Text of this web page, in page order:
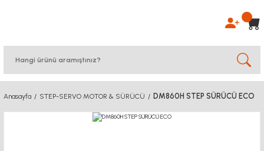
Anasayfa STEP-SERVO MOTOR & SÜRÜCÜ DM860H STEP SÜRÜCÜ ECO